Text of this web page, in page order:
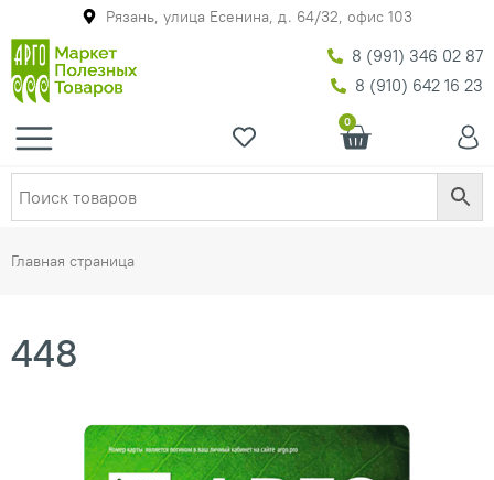
Рязань, улица Есенина, д. 64/32, офис 103
8 (991) 346 02 87
8 (910) 642 16 23
0
Главная страница
448